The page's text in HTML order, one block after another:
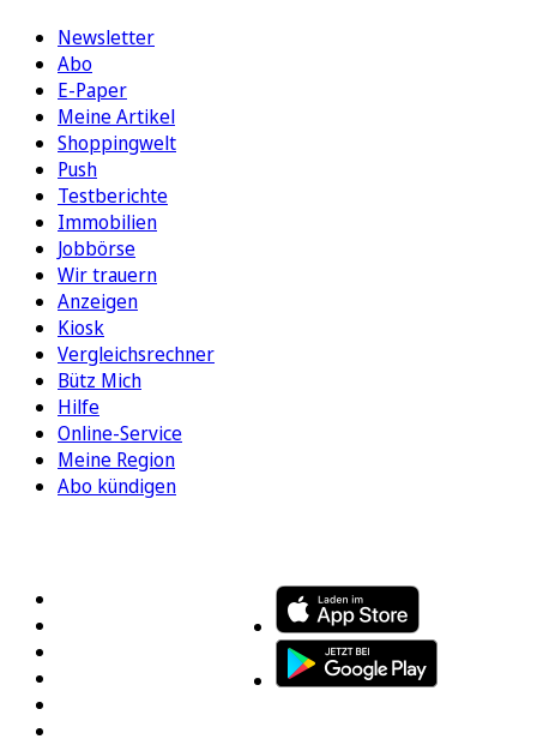
Newsletter
Abo
E-Paper
Meine Artikel
Shoppingwelt
Push
Testberichte
Immobilien
Jobbörse
Wir trauern
Anzeigen
Kiosk
Vergleichsrechner
Bütz Mich
Hilfe
Online-Service
Meine Region
Abo kündigen